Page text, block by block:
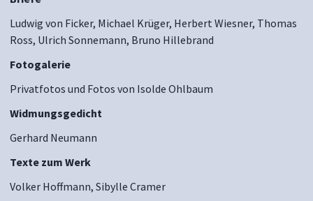
Ludwig von Ficker, Michael Krüger, Herbert Wiesner, Thomas
Ross, Ulrich Sonnemann, Bruno Hillebrand
Fotogalerie
Privatfotos und Fotos von Isolde Ohlbaum
Widmungsgedicht
Gerhard Neumann
Texte zum Werk
Volker Hoffmann, Sibylle Cramer